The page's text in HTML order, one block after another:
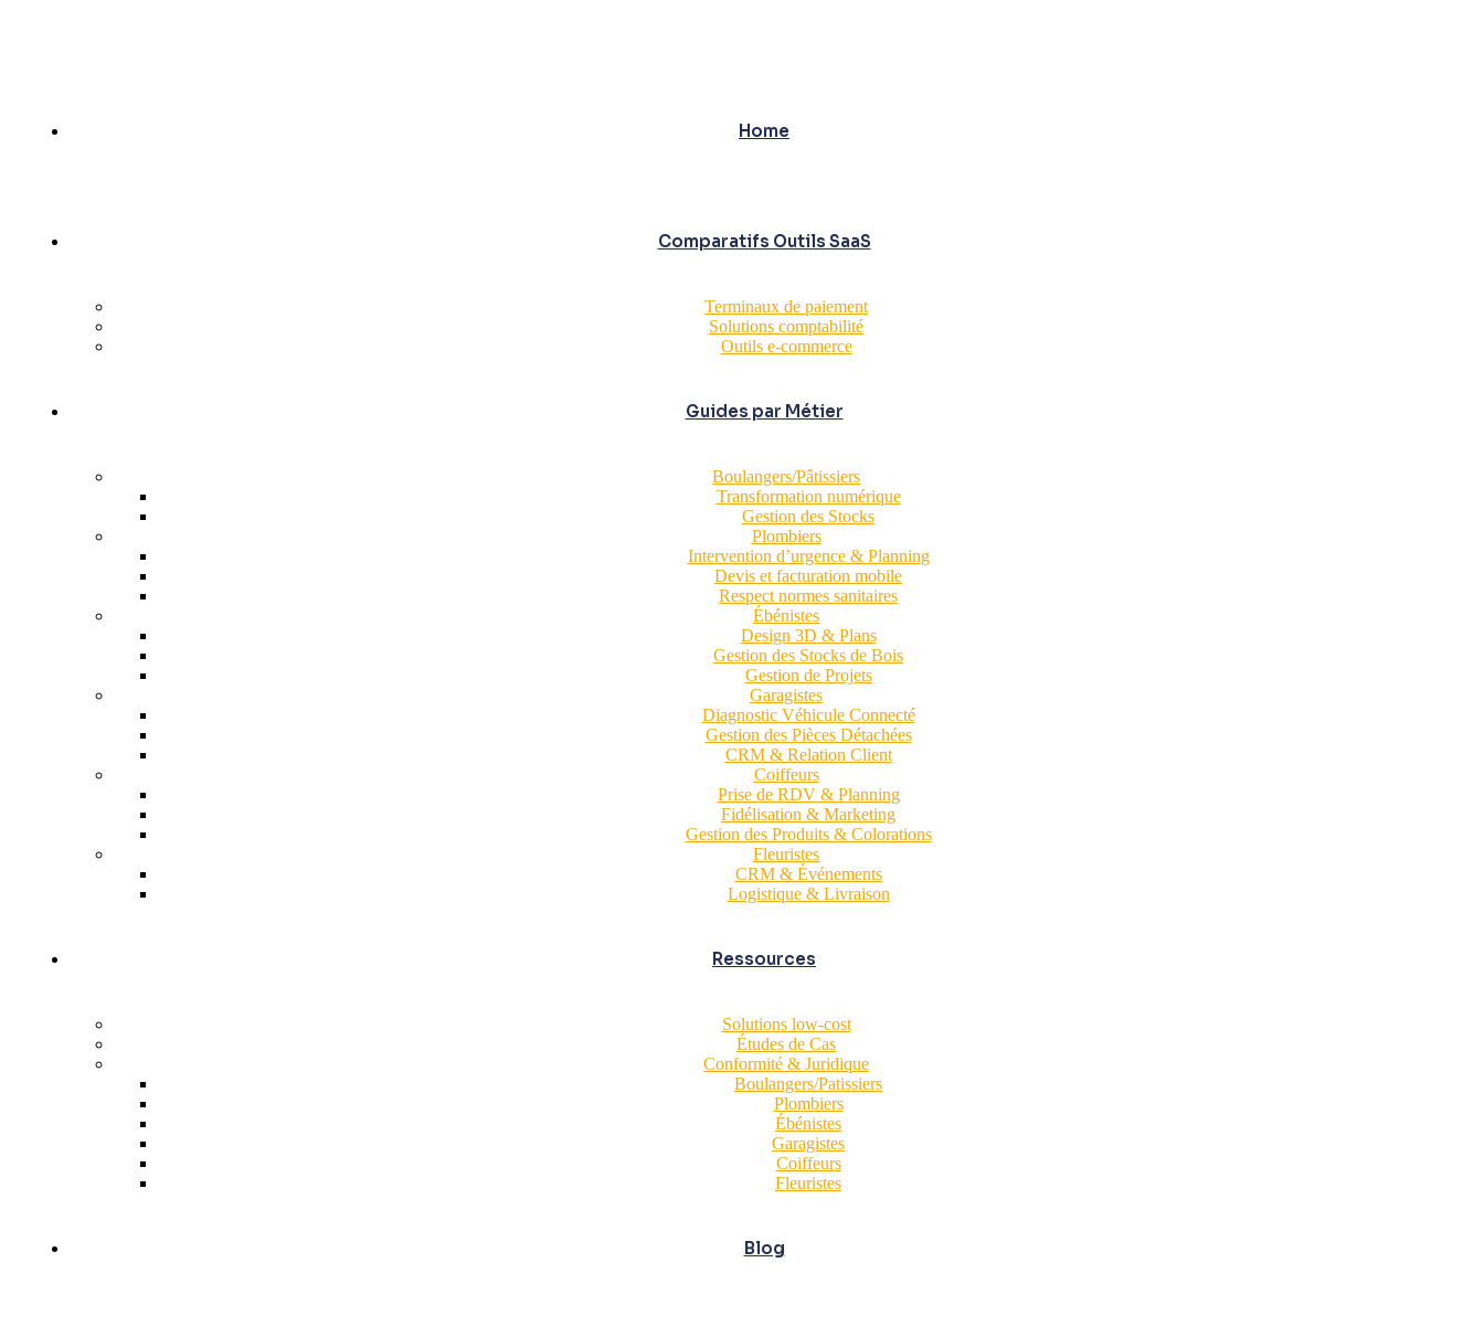
Home
Comparatifs Outils SaaS
Terminaux de paiement
Solutions comptabilité
Outils e-commerce
Guides par Métier
Boulangers/Pâtissiers
Transformation numérique
Gestion des Stocks
Plombiers
Intervention d’urgence & Planning
Devis et facturation mobile
Respect normes sanitaires
Ébénistes
Design 3D & Plans
Gestion des Stocks de Bois
Gestion de Projets
Garagistes
Diagnostic Véhicule Connecté
Gestion des Pièces Détachées
CRM & Relation Client
Coiffeurs
Prise de RDV & Planning
Fidélisation & Marketing
Gestion des Produits & Colorations
Fleuristes
CRM & Événements
Logistique & Livraison
Ressources
Solutions low-cost
Études de Cas
Conformité & Juridique
Boulangers/Patissiers
Plombiers
Ébénistes
Garagistes
Coiffeurs
Fleuristes
Blog